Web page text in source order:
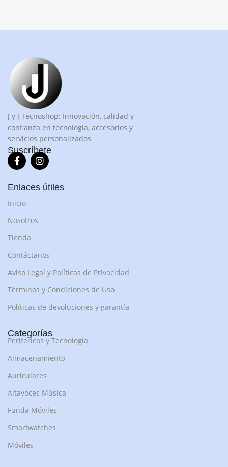
J y J Tecnoshop: Innovación, calidad y
confianza en tecnología, accesorios y
servicios personalizados
Suscríbete
Enlaces útiles
Inicio
Nosotros
Tienda
Contáctanos
Aviso Legal y Políticas de Privacidad
Términos y Condiciones de Uso
Políticas de devoluciones y garantía
Categorías
Perifericos y Tecnología
Almacenamiento
Auriculares
Altavoces Música
Funda Móviles
Smartwatches
Móviles